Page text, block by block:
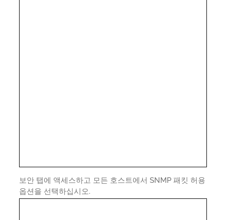
보안 탭에 액세스하고 모든 호스트에서 SNMP 패킷 허용
옵션을 선택하십시오.